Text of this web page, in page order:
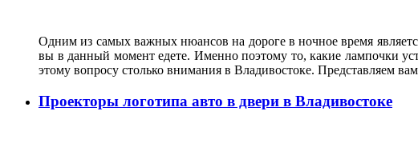
Одним из самых важных нюансов на дороге в ночное время
вы в данный момент едете. Именно поэтому то, какие лампочки
этому вопросу столько внимания в Владивостоке. Представляем
Проекторы логотипа авто в двери в Владивостоке